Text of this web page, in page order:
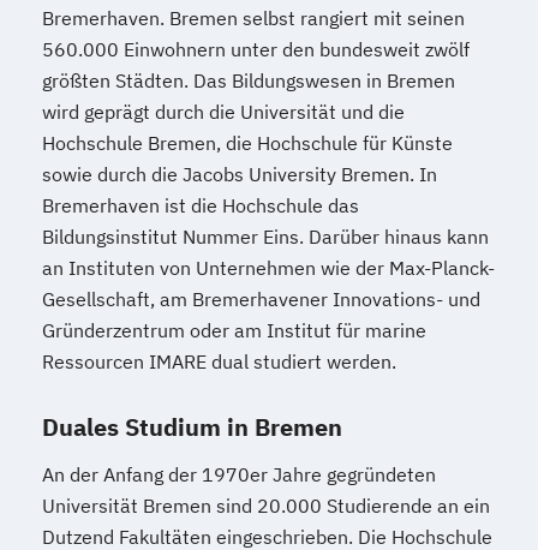
Bremerhaven. Bremen selbst rangiert mit seinen
560.000 Einwohnern unter den bundesweit zwölf
größten Städten. Das Bildungswesen in Bremen
wird geprägt durch die Universität und die
Hochschule Bremen, die Hochschule für Künste
sowie durch die Jacobs University Bremen. In
Bremerhaven ist die Hochschule das
Bildungsinstitut Nummer Eins. Darüber hinaus kann
an Instituten von Unternehmen wie der Max-Planck-
Gesellschaft, am Bremerhavener Innovations- und
Gründerzentrum oder am Institut für marine
Ressourcen IMARE dual studiert werden.
Duales Studium in Bremen
An der Anfang der 1970er Jahre gegründeten
Universität Bremen sind 20.000 Studierende an ein
Dutzend Fakultäten eingeschrieben. Die Hochschule